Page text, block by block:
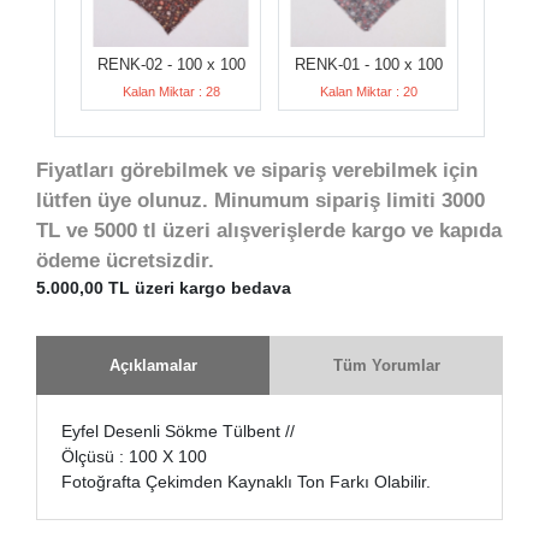
RENK-02 - 100 x 100
Kalan Miktar : 28
RENK-01 - 100 x 100
Kalan Miktar : 20
Fiyatları görebilmek ve sipariş verebilmek için
lütfen üye olunuz. Minumum sipariş limiti 3000
TL ve 5000 tl üzeri alışverişlerde kargo ve kapıda
ödeme ücretsizdir.
5.000,00 TL üzeri kargo bedava
Açıklamalar Tüm Yorumlar
Eyfel Desenli Sökme Tülbent //
Ölçüsü : 100 X 100
Fotoğrafta Çekimden Kaynaklı Ton Farkı Olabilir.